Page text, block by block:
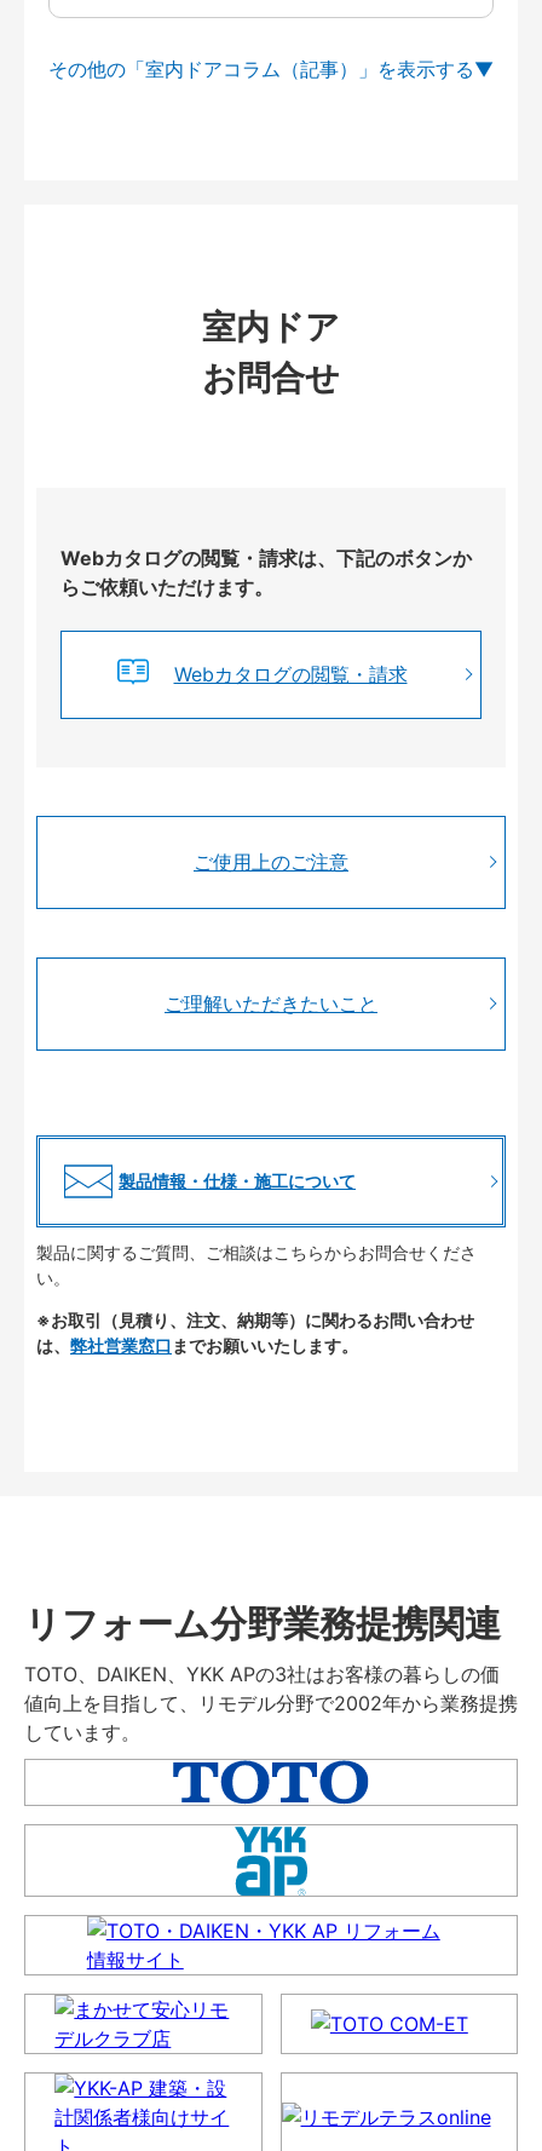
その他の「室内ドアコラム（記事）」を
室内ドア
お問合せ
Webカタログの閲覧・請求は、下記のボタンか
らご依頼いただけます。
Webカタログの閲覧・請求
ご使用上のご注意
ご理解いただきたいこと
製品情報・仕様・施工について
製品に関するご質問、ご相談はこちらからお問合せくださ
い。
※お取引（見積り、注文、納期等）に関わるお問い合わせ
は、 弊社営業窓口 までお願いいたします。
リフォーム分野業務提携関連
TOTO、DAIKEN、YKK APの3社はお客様の暮らしの価
値向上を目指して、リモデル分野で2002年から業務提携
しています。